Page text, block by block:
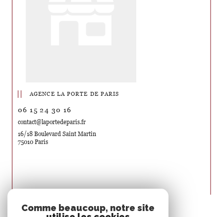
AGENCE LA PORTE DE PARIS
06 15 24 30 16
contact@laportedeparis.fr
16/18 Boulevard Saint Martin
75010 Paris
Nous suivre sur
Comme beaucoup, notre site